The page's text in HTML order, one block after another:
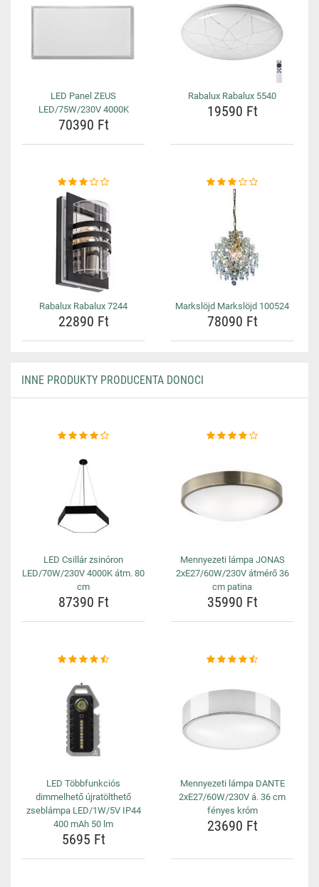
LED Panel ZEUS
LED/75W/230V 4000K
70390 Ft
Rabalux Rabalux 5540
19590 Ft
Rabalux Rabalux 7244
22890 Ft
Markslöjd Markslöjd 100524
78090 Ft
INNE PRODUKTY PRODUCENTA DONOCI
LED Csillár zsinóron
LED/70W/230V 4000K átm. 80
cm
87390 Ft
Mennyezeti lámpa JONAS
2xE27/60W/230V átmérő 36
cm patina
35990 Ft
LED Többfunkciós
dimmelhető újratölthető
zseblámpa LED/1W/5V IP44
400 mAh 50 lm
5695 Ft
Mennyezeti lámpa DANTE
2xE27/60W/230V á. 36 cm
fényes króm
23690 Ft